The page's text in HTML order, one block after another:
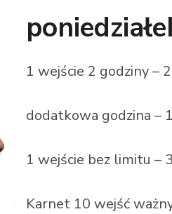
1 wejście 2 godziny –
dodatkowa godzina –
1 wejście bez limitu –
Karnet 10 wejść